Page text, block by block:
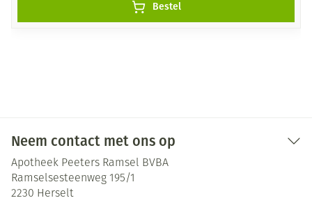
Bestel
Neem contact met ons op
Apotheek Peeters Ramsel BVBA
Ramselsesteenweg 195/1
2230 Herselt